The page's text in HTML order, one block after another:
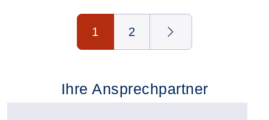
1 2
Ihre Ansprechpartner